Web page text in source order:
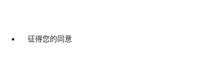
征得您的同意